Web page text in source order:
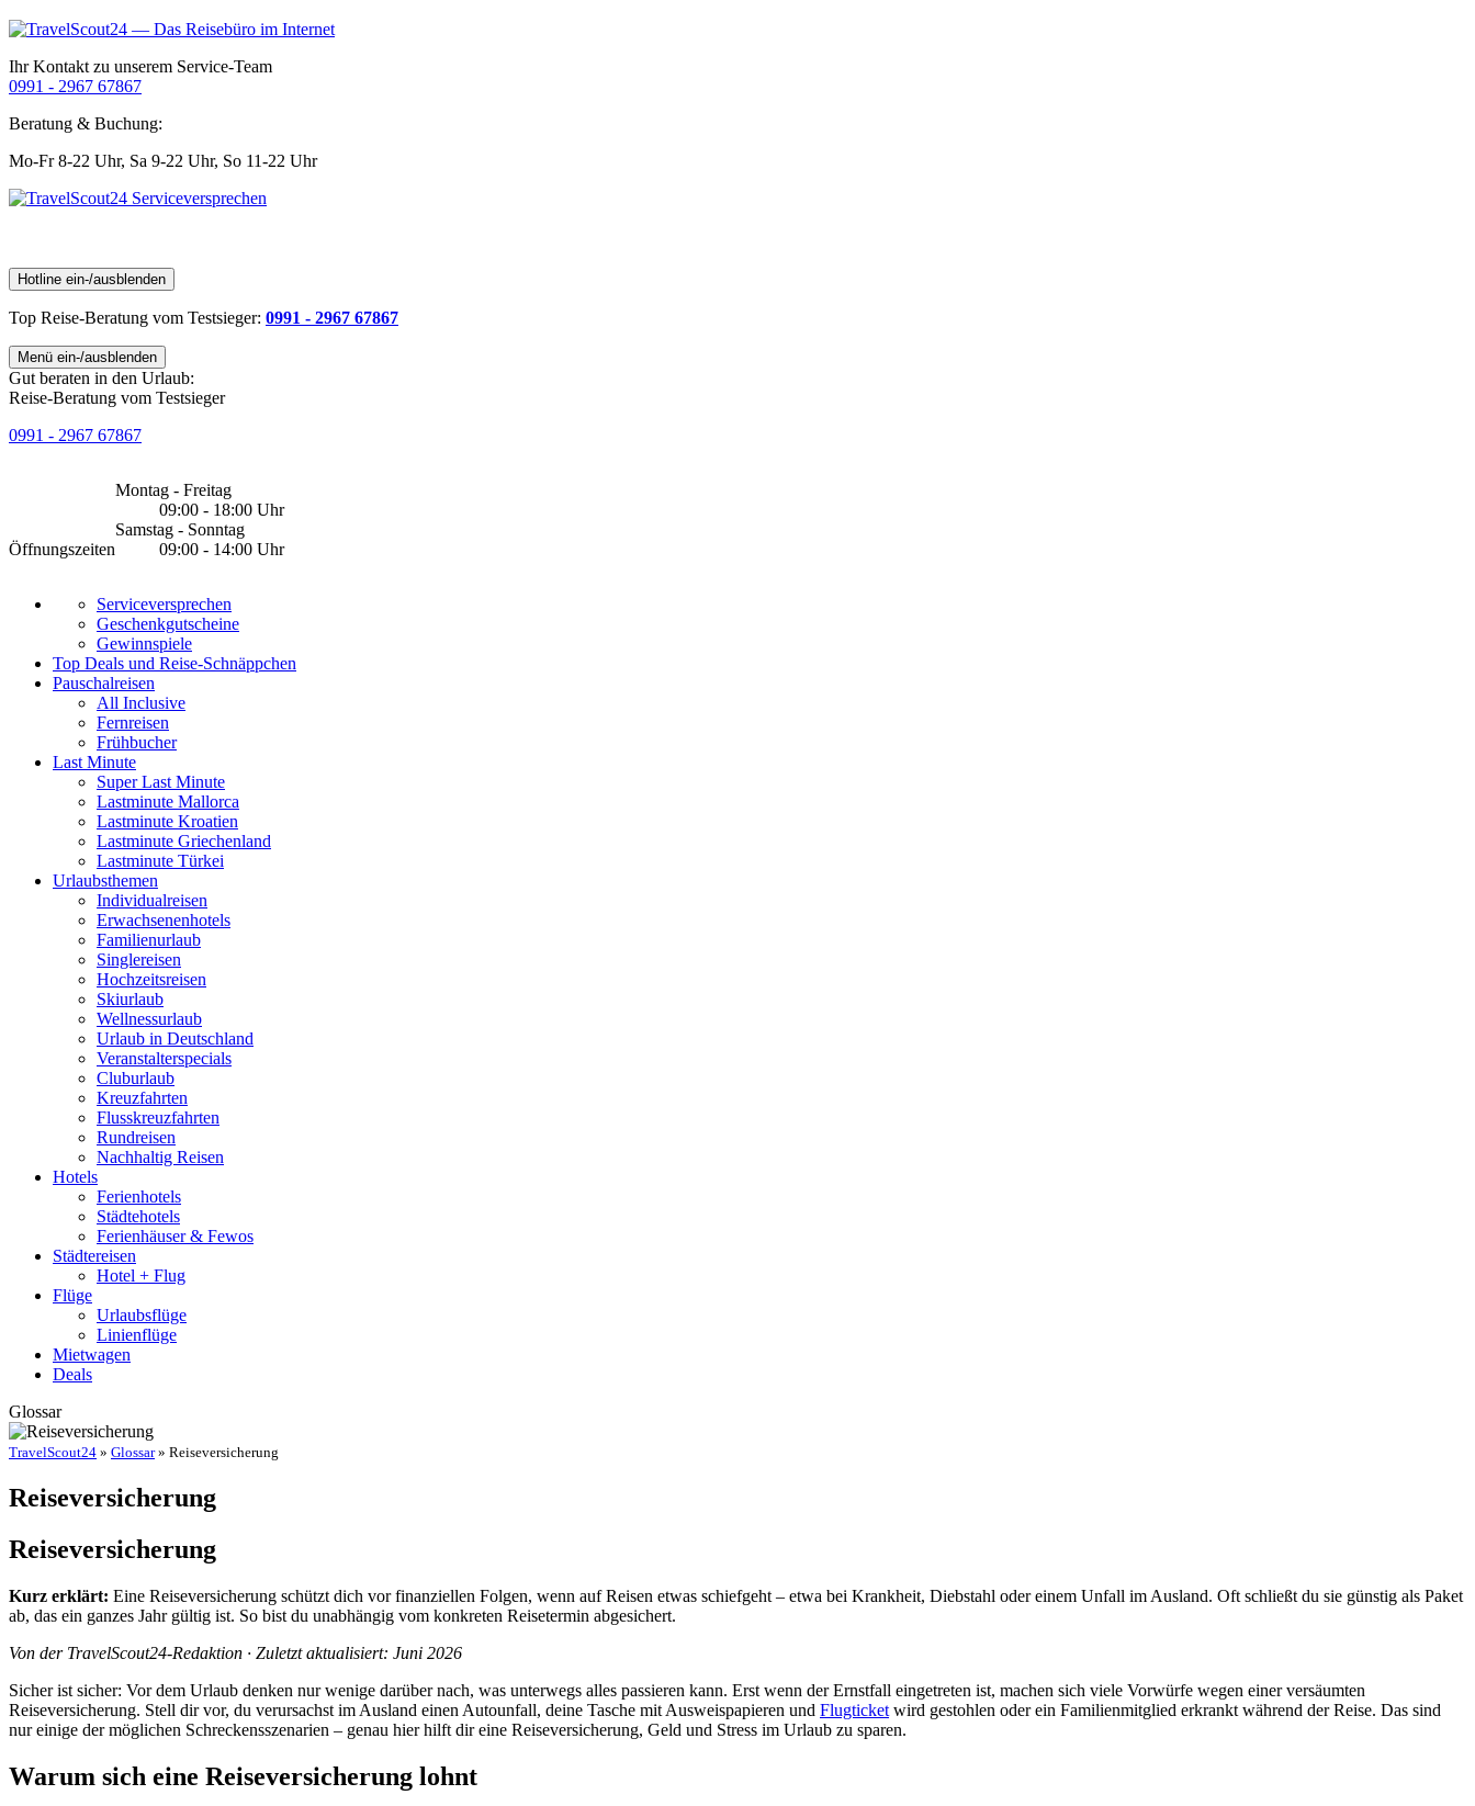
Ihr Kontakt zu unserem Service-Team
0991 - 2967 67867
Beratung & Buchung:
Mo-Fr 8-22 Uhr, Sa 9-22 Uhr, So 11-22 Uhr
Hotline ein-/ausblenden
Top Reise-Beratung vom Testsieger: 0991 - 2967 67867
Menü ein-/ausblenden
Gut beraten in den Urlaub:
Reise-Beratung vom Testsieger
0991 - 2967 67867
Öffnungszeiten
Montag - Freitag
09:00 - 18:00 Uhr
Samstag - Sonntag
09:00 - 14:00 Uhr
Serviceversprechen
Geschenkgutscheine
Gewinnspiele
Top Deals und Reise-Schnäppchen
Pauschalreisen
All Inclusive
Fernreisen
Frühbucher
Last Minute
Super Last Minute
Lastminute Mallorca
Lastminute Kroatien
Lastminute Griechenland
Lastminute Türkei
Urlaubsthemen
Individualreisen
Erwachsenenhotels
Familienurlaub
Singlereisen
Hochzeitsreisen
Skiurlaub
Wellnessurlaub
Urlaub in Deutschland
Veranstalterspecials
Cluburlaub
Kreuzfahrten
Flusskreuzfahrten
Rundreisen
Nachhaltig Reisen
Hotels
Ferienhotels
Städtehotels
Ferienhäuser & Fewos
Städtereisen
Hotel + Flug
Flüge
Urlaubsflüge
Linienflüge
Mietwagen
Deals
Glossar
TravelScout24 » Glossar» Reiseversicherung
Reiseversicherung
Reiseversicherung
Kurz erklärt: Eine Reiseversicherung schützt dich vor finanziellen Folgen, wenn auf Reisen etwas schiefgeht – etwa bei Krankheit, Diebstahl oder einem Unfall im Ausland. Oft schließt du sie günstig als Paket
ab, das ein ganzes Jahr gültig ist. So bist du unabhängig vom konkreten Reisetermin abgesichert.
Von der TravelScout24-Redaktion · Zuletzt aktualisiert: Juni 2026
Sicher ist sicher: Vor dem Urlaub denken nur wenige darüber nach, was unterwegs alles passieren kann. Erst wenn der Ernstfall eingetreten ist, machen sich viele Vorwürfe wegen einer versäumten
Reiseversicherung. Stell dir vor, du verursachst im Ausland einen Autounfall, deine Tasche mit Ausweispapieren und Flugticket wird gestohlen oder ein Familienmitglied erkrankt während der Reise. Das sind
nur einige der möglichen Schreckensszenarien – genau hier hilft dir eine Reiseversicherung, Geld und Stress im Urlaub zu sparen.
Warum sich eine Reiseversicherung lohnt